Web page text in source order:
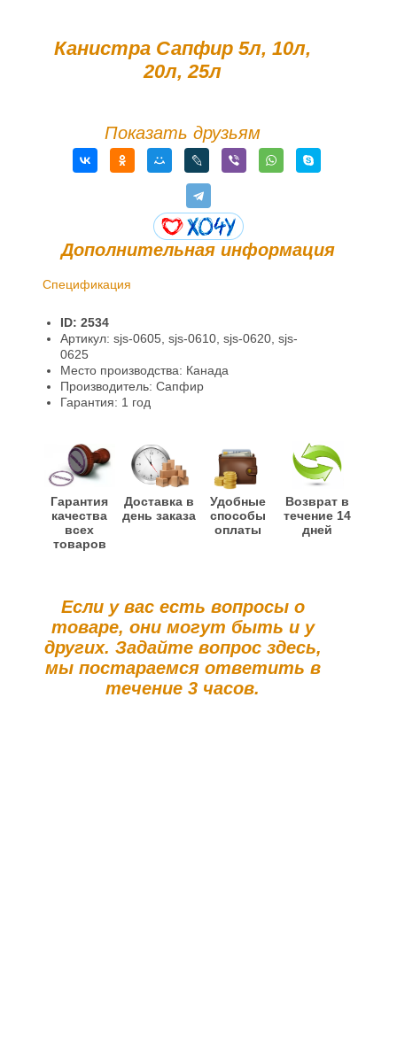
Канистра Сапфир 5л, 10л,
20л, 25л
Показать друзьям
Дополнительная информация
Спецификация
Гарантии и возврат
Информация
ID: 2534
Артикул: sjs-0605, sjs-0610, sjs-0620, sjs-
0625
Место производства: Канада
Производитель: Сапфир
Гарантия: 1 год
Гарантия
качества
всех
товаров
Доставка в
день заказа
Удобные
способы
оплаты
Возврат в
течение 14
дней
Если у вас есть вопросы о
товаре, они могут быть и у
других. Задайте вопрос здесь,
мы постараемся ответить в
течение 3 часов.